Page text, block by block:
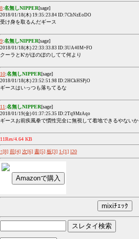
8:名無しNIPPER[sage]
2018/01/18(木) 19:35:23.84 ID:7ChNzEoDO
受け身を取るんだギース
9:名無しNIPPER[sage]
2018/01/18(木) 22:33:33.83 ID:3UA40M+FO
クーラとK'がほのぼのしてて何より
10:名無しNIPPER[sage]
2018/01/18(木) 23:52:51.98 ID:2HCkHSPjO
ギースはいっつも落ちてるな
11 :名無しNIPPER[sage]
2018/01/19(金) 01:37:25.35 ID:2Tq9MzAqo
ギースお前疾風拳で慣性完全に無視して着地できるやないか
11Res/4.64 KB
↑[8] 前[4] 次[6] 書[5] 板[3] 1-[1] l20